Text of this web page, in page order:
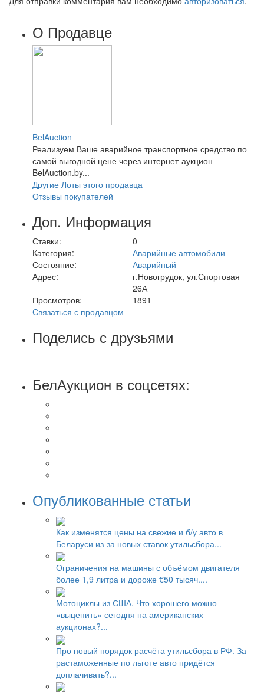
О Продавце
BelAuction
Реализуем Ваше аварийное транспортное средство по
самой выгодной цене через интернет-аукцион
BelAuction.by...
Другие Лоты этого продавца
Отзывы покупателей
Доп. Информация
Ставки:
0
Категория:
Аварийные автомобили
Состояние:
Аварийный
Адрес:
г.Новогрудок, ул.Спортовая
26А
Просмотров:
1891
Связаться с продавцом
Поделись с друзьями
БелАукцион в соцсетях:
Опубликованные статьи
Как изменятся цены на свежие и б/у авто в
Беларуси из-за новых ставок утильсбора...
Ограничения на машины с объёмом двигателя
более 1,9 литра и дороже €50 тысяч....
Мотоциклы из США. Что хорошего можно
«выцепить» сегодня на американских
аукционах?...
Про новый порядок расчёта утильсбора в РФ. За
растаможенные по льготе авто придётся
доплачивать?...